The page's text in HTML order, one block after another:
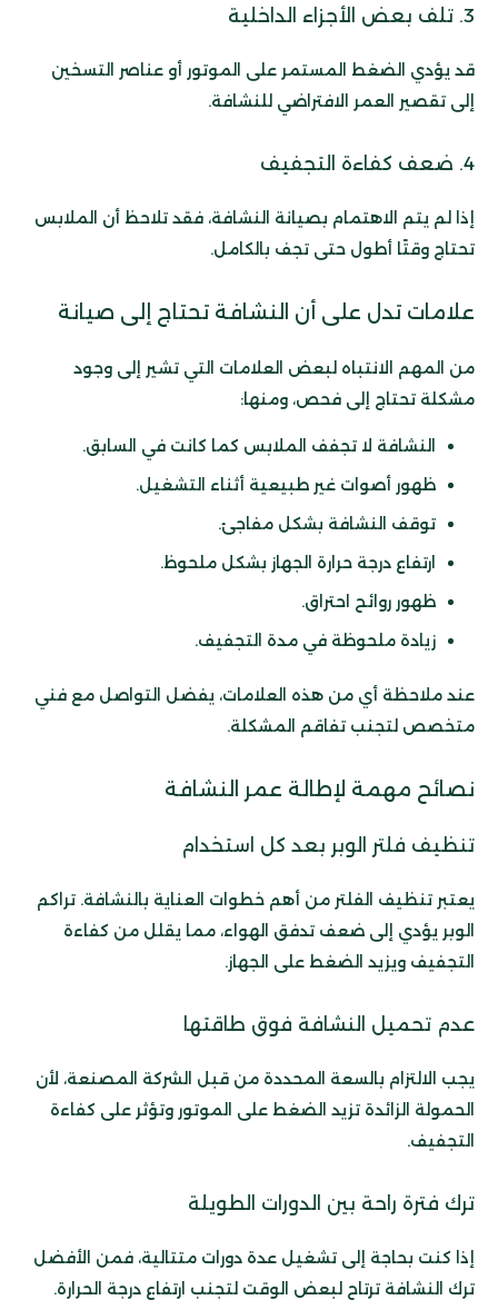
3. تلف بعض الأجزاء الداخلية
قد يؤدي الضغط المستمر على الموتور أو عناصر التسخين
إلى تقصير العمر الافتراضي للنشافة.
4. ضعف كفاءة التجفيف
إذا لم يتم الاهتمام بصيانة النشافة، فقد تلاحظ أن الملابس
تحتاج وقتًا أطول حتى تجف بالكامل.
علامات تدل على أن النشافة تحتاج إلى صيانة
من المهم الانتباه لبعض العلامات التي تشير إلى وجود
مشكلة تحتاج إلى فحص، ومنها:
النشافة لا تجفف الملابس كما كانت في السابق.
ظهور أصوات غير طبيعية أثناء التشغيل.
توقف النشافة بشكل مفاجئ.
ارتفاع درجة حرارة الجهاز بشكل ملحوظ.
ظهور روائح احتراق.
زيادة ملحوظة في مدة التجفيف.
عند ملاحظة أي من هذه العلامات، يفضل التواصل مع فني
متخصص لتجنب تفاقم المشكلة.
نصائح مهمة لإطالة عمر النشافة
تنظيف فلتر الوبر بعد كل استخدام
يعتبر تنظيف الفلتر من أهم خطوات العناية بالنشافة. تراكم
الوبر يؤدي إلى ضعف تدفق الهواء، مما يقلل من كفاءة
التجفيف ويزيد الضغط على الجهاز.
عدم تحميل النشافة فوق طاقتها
يجب الالتزام بالسعة المحددة من قبل الشركة المصنعة، لأن
الحمولة الزائدة تزيد الضغط على الموتور وتؤثر على كفاءة
التجفيف.
ترك فترة راحة بين الدورات الطويلة
إذا كنت بحاجة إلى تشغيل عدة دورات متتالية، فمن الأفضل
ترك النشافة ترتاح لبعض الوقت لتجنب ارتفاع درجة الحرارة.